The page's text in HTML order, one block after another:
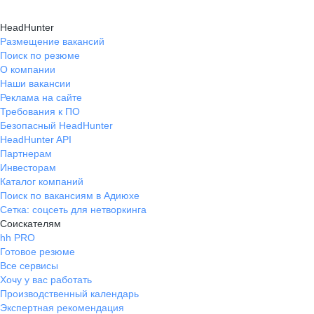
HeadHunter
Размещение вакансий
Поиск по резюме
О компании
Наши вакансии
Реклама на сайте
Требования к ПО
Безопасный HeadHunter
HeadHunter API
Партнерам
Инвесторам
Каталог компаний
Поиск по вакансиям в Адиюхе
Сетка: соцсеть для нетворкинга
Соискателям
hh PRO
Готовое резюме
Все сервисы
Хочу у вас работать
Производственный календарь
Экспертная рекомендация